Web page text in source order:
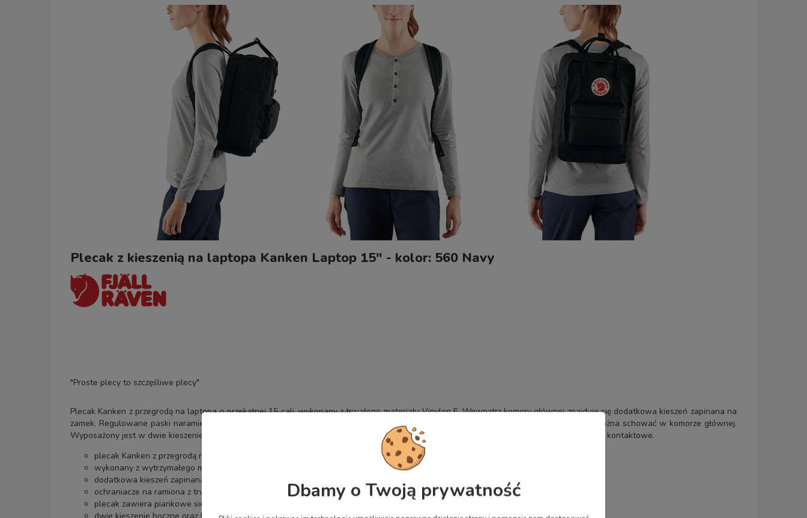
Plecak z kieszenią na laptopa Kanken Laptop 15" - kolor: 560 Navy
"Proste plecy to szczęśliwe plecy"
Plecak Kanken z przegrodą na laptopa o przekątnej 15 cali, wykonany z trwałego materiału Vinylon F. Wewnątrz komory głównej znajduje się dodatkowa kieszeń zapinana na
zamek. Regulowane paski naramienne są wyściełane wygodną i wytrzymałą pianką. Plecak posiada również piankowe siedzisko, które można schować w komorze głównej.
Wyposażony jest w dwie kieszenie boczne oraz zapinaną na zamek kieszeń na przedniej części. W środku znajduje się także miejsce na dane kontaktowe.
plecak Kanken z przegrodą na laptopa o wielkości 15",
wykonany z wytrzymałego materiału Vinylon F,
dodatkowa kieszeń zapinana na zamek wewnątrz komory głównej plecaka,
ochraniacze na ramiona z trwałą i wygodną piankową wyściółką,
plecak zawiera piankowe siedzisko schowane wewnątrz komory głównej plecaka,
Dbamy o Twoją prywatność